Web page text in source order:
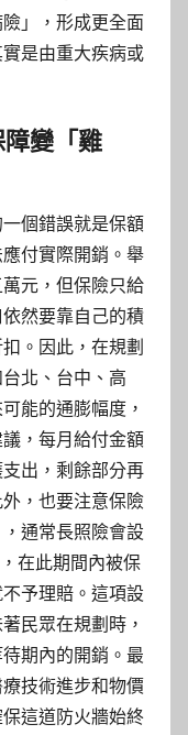
」，形成更全面
是由重大疾病或
變「雞
個錯誤就是保額
付實際開銷。舉
元，但保險只給
然要靠自己的積
。因此，在規劃
北、台中、高
能的通膨幅度，
，每月給付金額
出，剩餘部分再
，也要注意保險
通常長照險會設
在此期間內被保
予理賠。這項設
民眾在規劃時，
期內的開銷。最
技術進步和物價
這道防火牆始終